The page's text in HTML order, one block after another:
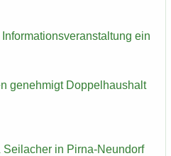
ein
ge­neh­migt Dop­pel­haus­halt
in Pirna-​Neundorf